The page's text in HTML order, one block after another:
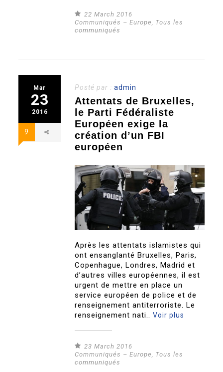
22 March 2016
Communiqués – Europe
Tous les
communiqués
Mar
23
2016
9
Posté par :admin
Attentats de Bruxelles,
le Parti Fédéraliste
Européen exige la
création d’un FBI
européen
Après les attentats islamistes qui
ont ensanglanté Bruxelles, Paris,
Copenhague, Londres, Madrid et
d’autres villes européennes, il est
urgent de mettre en place un
service européen de police et de
renseignement antiterroriste. Le
renseignement nati..Voir plus
23 March 2016
Communiqués – Europe
Tous les
communiqués